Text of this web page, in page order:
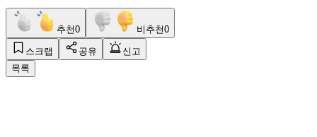
추천0 비추천0
스크랩 공유
신고
목록